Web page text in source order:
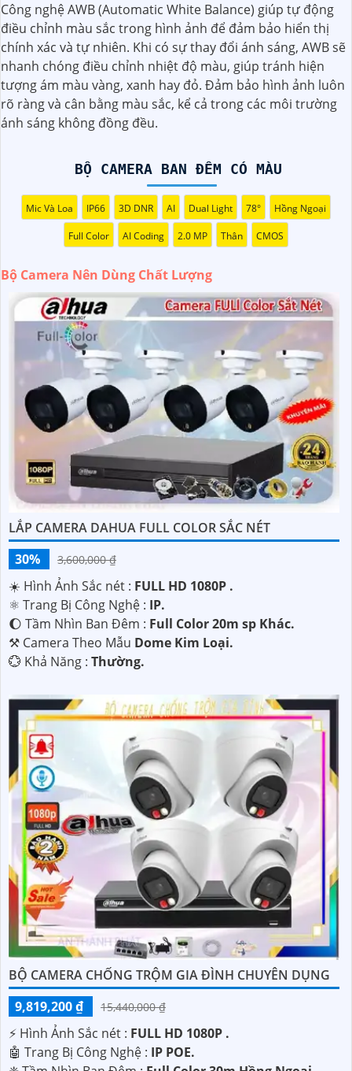
cao, ít nhất là 1080p hoặc cao hơn.
◗2:Chọn camera có tính năng ghi hình ban đêm: Camera
nên có khả năng quan sát ban đêm thông qua hồng ngoại
hoặc các công nghệ khác để màu sắc và chi tiết không bị
mất dưới ánh sáng yếu.
️👩‍👩3:Chọn camera có khẩu độ lớn: Camera có khẩu độ
lớn giúp nâng cao khả năng quan sát trong môi trường
Chọn camera có hệ thống chống rung: Hệ thống chống
rung sẽ giúp giảm rung lắc và giữ cho hình ảnh được stabil
trong quá trình quay.
5:Chọn camera của các thương hiệu uy tín: Đểkhẳng
chất lượng sản phẩm, bạn nên chọn camera của các
còn nhiều yếu tố khác cũng ảnh hưởng đến chất lượng
hình ảnh như cảm biến hình ảnh, góc quan sát, khả năng
zoom, và các tính năng bổ sung khác. Trước khi mua bộ
camera, bạn nên tìm hiểu kỹ càng và tham khảo ý kiến từ
người đã sử dụng để chọn được sản phẩm phù hợp nhất
với nhu cầu của mình.
Công nghệ AWB (Automatic White Balance) giúp tự động
điều chỉnh màu sắc trong hình ảnh để đảm bảo hiển thị
chính xác và tự nhiên. Khi có sự thay đổi ánh sáng, AWB sẽ
nhanh chóng điều chỉnh nhiệt độ màu, giúp tránh hiện
tượng ám màu vàng, xanh hay đỏ. Đảm bảo hình ảnh luôn
rõ ràng và cân bằng màu sắc, kể cả trong các môi trường
ánh sáng không đồng đều.
BỘ CAMERA BAN ĐÊM CÓ MÀU
Mic Và Loa IP66 3D DNR AI Dual Light 78° Hồng Ngoại
Full Color AI Coding 2.0 MP Thân CMOS
Bộ Camera Nên Dùng Chất Lượng
LẮP CAMERA DAHUA FULL COLOR SẮC NÉT
30%
3,600,000 ₫
☀️ Hình Ảnh Sắc nét : FULL HD 1080P .
⚛️ Trang Bị Công Nghệ : IP.
🌔 Tầm Nhìn Ban Đêm : Full Color 20m sp Khác.
⚒ Camera Theo Mẫu Dome Kim Loại.
️💮 Khả Năng : Thường.
BỘ CAMERA CHỐNG TRỘM GIA ĐÌNH CHUYÊN DỤNG
9,819,200 ₫
15,440,000 ₫
️⚡ Hình Ảnh Sắc nét : FULL HD 1080P .
🤖️ Trang Bị Công Nghệ : IP POE.